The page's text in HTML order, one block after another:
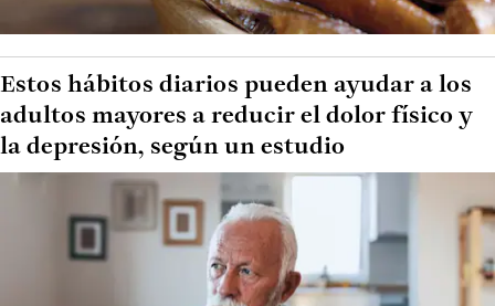
Estos hábitos diarios pueden ayudar a los
adultos mayores a reducir el dolor físico y
la depresión, según un estudio